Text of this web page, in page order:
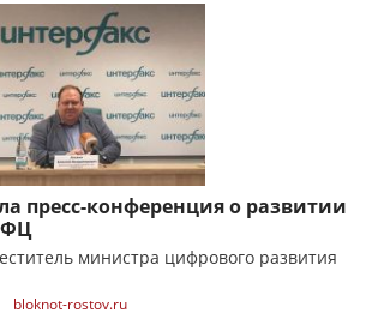
пресс-конференция о развитии
министра цифрового развития
bloknot-rostov.ru